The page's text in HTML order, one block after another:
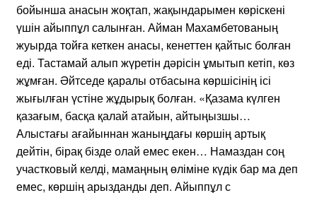
бойынша анасын жоқтап, жақындарымен көріскені
үшін айыппұл салынған. Айман Махамбетованың
жуырда тойға кеткен анасы, кенеттен қайтыс болған
еді. Тастамай алып жүретін дәрісін ұмытып кетіп, көз
жұмған. Әйтседе қаралы отбасына көршісінің ісі
жығылған үстіне жұдырық болған. «Қазама күлген
қазағым, басқа қалай атайын, айтыңызшы…
Алыстағы ағайыннан жаныңдағы көршің артық
дейтін, бірақ бізде олай емес екен… Намаздан соң
участковый келді, мамаңның өліміне күдік бар ма деп
емес, көршің арызданды деп. Айыппұл с